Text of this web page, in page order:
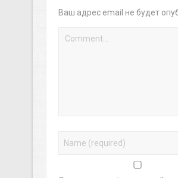
Ваш адрес email не будет